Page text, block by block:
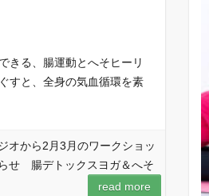
きる、腸運動とへそヒーリ
すと、全身の気血循環を素
オから2月3月のワークショッ
せ 腸デトックスヨガ＆へそ
read more